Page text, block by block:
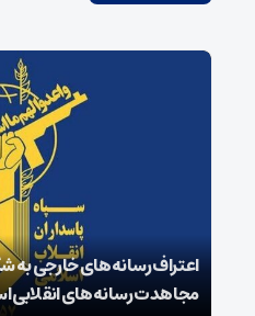
اعتراف رسانه‌های خارجی
مجاهدت رسانه‌های انقلابی